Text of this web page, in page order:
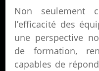
Non seulement
l’efficacité des
une perspective
de formation,
capables de